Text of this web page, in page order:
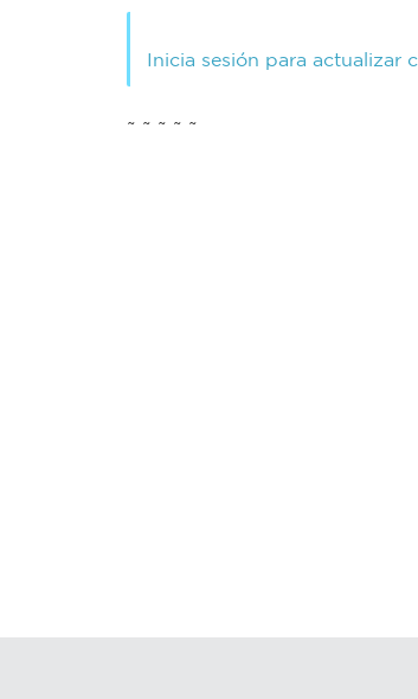
Inicia sesión para actualizar
~ ~ ~ ~ ~